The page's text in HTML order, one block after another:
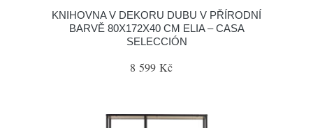
KNIHOVNA V DEKORU DUBU V PŘÍRODNÍ
BARVĚ 80X172X40 CM ELIA – CASA
SELECCIÓN
8 599 Kč